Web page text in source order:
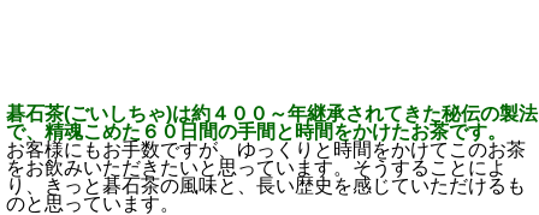
碁石茶(ごいしちゃ)は約４００～年継承されてきた秘伝の製法
で、精魂こめた６０日間の手間と時間をかけたお茶です。
お客様にもお手数ですが、ゆっくりと時間をかけてこのお茶
をお飲みいただきたいと思っています。そうすることによ
り、きっと碁石茶の風味と、長い歴史を感じていただけるも
のと思っています。